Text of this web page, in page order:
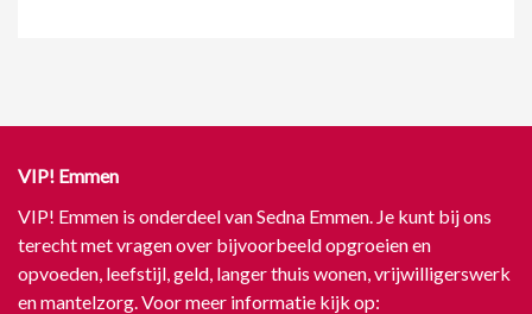
VIP! Emmen
VIP! Emmen is onderdeel van Sedna Emmen. Je kunt bij ons
terecht met vragen over bijvoorbeeld opgroeien en
opvoeden, leefstijl, geld, langer thuis wonen, vrijwilligerswerk
en mantelzorg. Voor meer informatie kijk op: